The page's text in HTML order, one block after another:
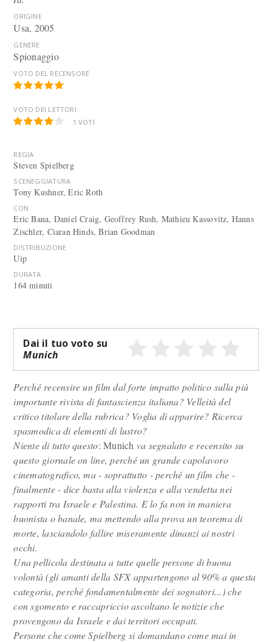
ORIGINE
Usa, 2005
GENERE
Spionaggio
VOTO DEL RECENSORE
VOTO DEI LETTORI
1 VOTI
REGIA
Steven Spielberg
SCENEGGIATURA
Tony Kushner, Eric Roth
CON
Eric Bana, Daniel Craig, Geoffrey Rush, Mathieu Kassovitz, Hanns
Zischler, Ciaran Hinds, Brian Goodman
DISTRIBUZIONE
Uip
DURATA
164 minuti
Dai il tuo voto su
Munich
Perché recensire un film dal forte impatto politico sulla più
importante rivista di fantascienza italiana? Velleità del
critico titolare della rubrica? Voglia di apparire? Ricerca
spasmodica di elementi di lustro?
Niente di tutto questo: Munich va segnalato e recensito su
questo giornale on line, perché un grande capolavoro
cinematografico, ma - soprattutto - perché un film che -
finalmente - dice basta alla violenza e alla vendetta nei
rapporti tra Israele e Palestina. E lo fa non in maniera
buonista o banale, ma mettendo alla prova un teorema di
morte, lasciandolo fallire miseramente dinanzi ai nostri
occhi.
Una pellicola destinata a tutte quelle persone di buona
volontà (gli amanti della SFX appartengono al 90% a questa
categoria, perché fondamentalmente dei sognatori...) che
con sgomento e raccapriccio ascoltano le notizie che
provengono da Israele e dai territori occupati.
Persone che come Spielberg si domandano come mai in